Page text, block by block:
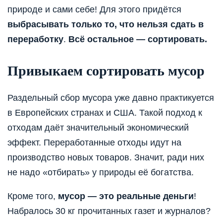
природе и сами себе! Для этого придётся
выбрасывать только то, что нельзя сдать в
переработку. Всё остальное — сортировать.
Привыкаем сортировать мусор
Раздельный сбор мусора уже давно практикуется
в Европейских странах и США. Такой подход к
отходам даёт значительный экономический
эффект. Переработанные отходы идут на
производство новых товаров. Значит, ради них
не надо «отбирать» у природы её богатства.
Кроме того, мусор — это реальные деньги!
Набралось 30 кг прочитанных газет и журналов?